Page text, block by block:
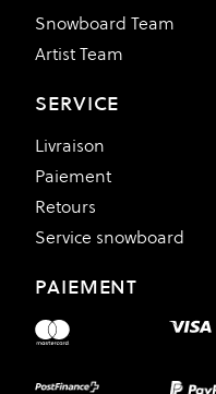
Snowboard Team
Artist Team
SERVICE
Livraison
Paiement
Retours
Service snowboard
PAIEMENT